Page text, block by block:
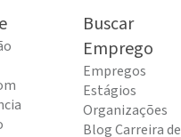
Buscar
Emprego
Empregos
Estágios
Organizações
Blog Carreira de